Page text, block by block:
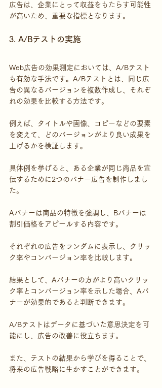
広告は、企業にとって収益をもたらす可能性
が高いため、重要な指標となります。
3. A/Bテストの実施
Web広告の効果測定においては、A/Bテスト
も有効な手法です。A/Bテストとは、同じ広
告の異なるバージョンを複数作成し、それぞ
れの効果を比較する方法です。
例えば、タイトルや画像、コピーなどの要素
を変えて、どのバージョンがより良い成果を
上げるかを検証します。
具体例を挙げると、ある企業が同じ商品を宣
伝するために2つのバナー広告を制作しまし
た。
Aバナーは商品の特徴を強調し、Bバナーは
割引価格をアピールする内容です。
それぞれの広告をランダムに表示し、クリッ
ク率やコンバージョン率を比較します。
結果として、Aバナーの方がより高いクリッ
ク率とコンバージョン率を示した場合、Aバ
ナーが効果的であると判断できます。
A/Bテストはデータに基づいた意思決定を可
能にし、広告の改善に役立ちます。
また、テストの結果から学びを得ることで、
将来の広告戦略に生かすことができます。